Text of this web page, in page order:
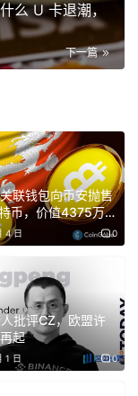
了早期野蛮生长
融中心的合规沙
一个与传统美股平
下的三大
能上帝”的角色：
管、OTC、理财
”结构，在传统金
黑洞。
框架下完成了彻底
持牌实体：
么 U 卡退潮，
下一篇
联钱包向币安抛售
币，价值4375万美
4 日 0
批评CZ，欧盟许
起
1 日 0